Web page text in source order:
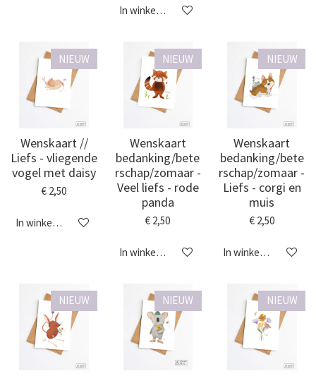
In winkelwagen
NIEUW
Wenskaart //
Liefs - vliegende
vogel met daisy
€ 2,50
In winkelwagen
NIEUW
Wenskaart
bedanking/bete
rschap/zomaar -
Veel liefs - rode
panda
€ 2,50
In winkelwagen
NIEUW
Wenskaart
bedanking/bete
rschap/zomaar -
Liefs - corgi en
muis
€ 2,50
In winkelwagen
NIEUW NIEUW NIEUW